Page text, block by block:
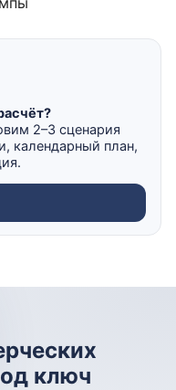
2–3 сценария
календарный план,
ключ